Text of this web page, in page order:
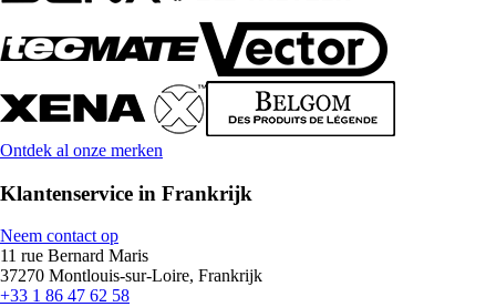
Ontdek al onze merken
Klantenservice in Frankrijk
Neem contact op
11 rue Bernard Maris
37270 Montlouis-sur-Loire, Frankrijk
+33 1 86 47 62 58